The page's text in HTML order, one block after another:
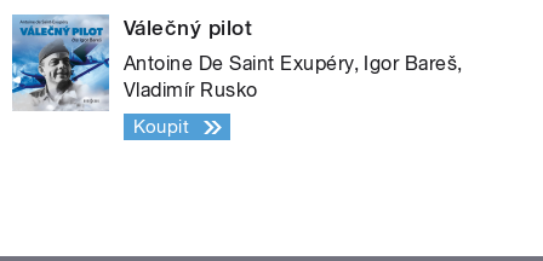
Válečný pilot
Antoine De Saint Exupéry, Igor Bareš,
Vladimír Rusko
Koupit